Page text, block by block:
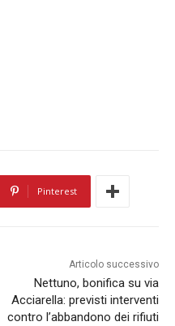
Pinterest
Articolo successivo
Nettuno, bonifica su via
Acciarella: previsti interventi
contro l’abbandono dei rifiuti